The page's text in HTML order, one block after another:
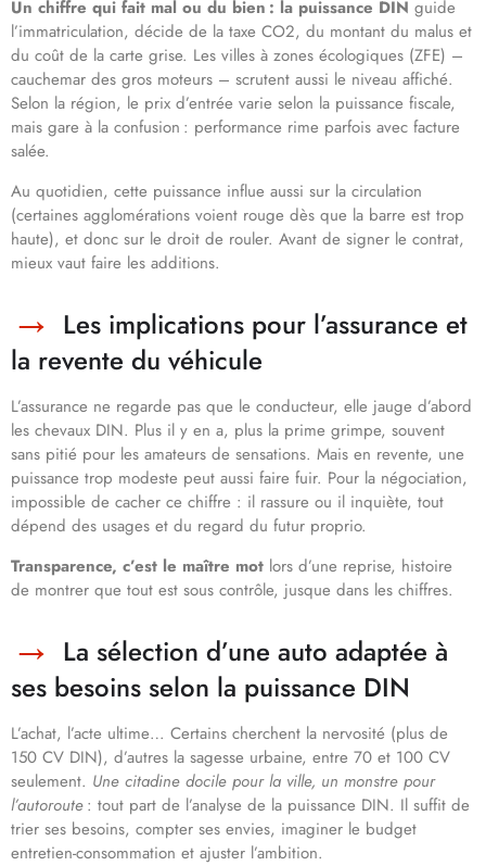
Un chiffre qui fait mal ou du bien : la puissance DIN guide
l’immatriculation, décide de la taxe CO2, du montant du malus et
du coût de la carte grise. Les villes à zones écologiques (ZFE) –
cauchemar des gros moteurs – scrutent aussi le niveau affiché.
Selon la région, le prix d’entrée varie selon la puissance fiscale,
mais gare à la confusion : performance rime parfois avec facture
salée.
Au quotidien, cette puissance influe aussi sur la circulation
(certaines agglomérations voient rouge dès que la barre est trop
haute), et donc sur le droit de rouler. Avant de signer le contrat,
mieux vaut faire les additions.
Les implications pour l’assurance et
la revente du véhicule
L’assurance ne regarde pas que le conducteur, elle jauge d’abord
les chevaux DIN. Plus il y en a, plus la prime grimpe, souvent
sans pitié pour les amateurs de sensations. Mais en revente, une
puissance trop modeste peut aussi faire fuir. Pour la négociation,
impossible de cacher ce chiffre : il rassure ou il inquiète, tout
dépend des usages et du regard du futur proprio.
Transparence, c’est le maître mot lors d’une reprise, histoire
de montrer que tout est sous contrôle, jusque dans les chiffres.
La sélection d’une auto adaptée à
ses besoins selon la puissance DIN
L’achat, l’acte ultime… Certains cherchent la nervosité (plus de
150 CV DIN), d’autres la sagesse urbaine, entre 70 et 100 CV
seulement. Une citadine docile pour la ville, un monstre pour
l’autoroute: tout part de l’analyse de la puissance DIN. Il suffit de
trier ses besoins, compter ses envies, imaginer le budget
entretien-consommation et ajuster l’ambition.